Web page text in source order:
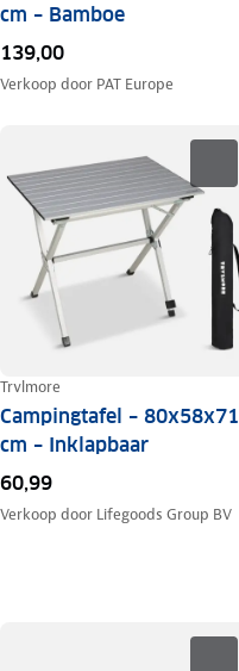
cm – Bamboe
139,00
Verkoop door PAT Europe
Trvlmore
Campingtafel – 80x58x71
cm – Inklapbaar
60,99
Verkoop door Lifegoods Group BV